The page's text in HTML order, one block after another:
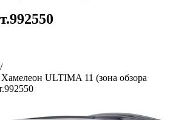
/
ULTIMA 11 (зона обзора